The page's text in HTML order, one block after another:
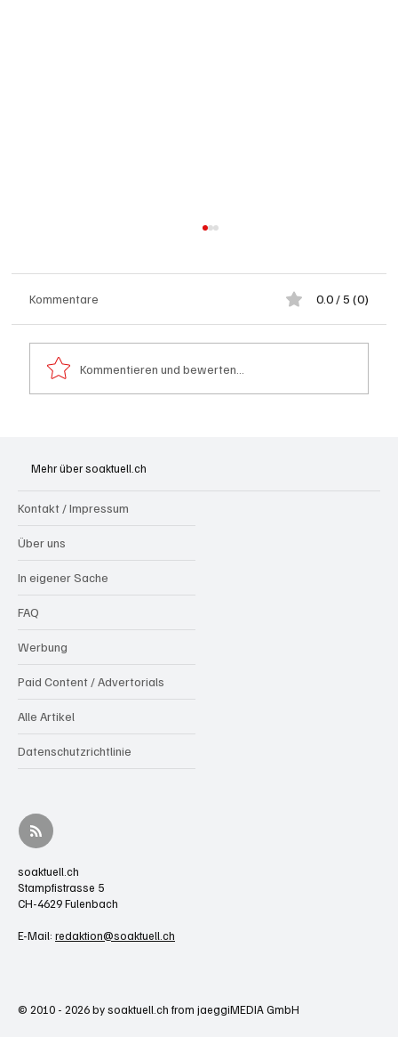
Kommentare 0.0 / 5 (0)
Kommentieren und bewerten...
Mehr über soaktuell.ch
Kontakt / Impressum
Über uns
In eigener Sache
FAQ
Werbung
Paid Content / Advertorials
Alle Artikel
Datenschutzrichtlinie
soaktuell.ch
Stampfistrasse 5
CH-4629 Fulenbach
E-Mail: redaktion@soaktuell.ch
© 2010 - 2026 by soaktuell.ch from jaeggiMEDIA GmbH